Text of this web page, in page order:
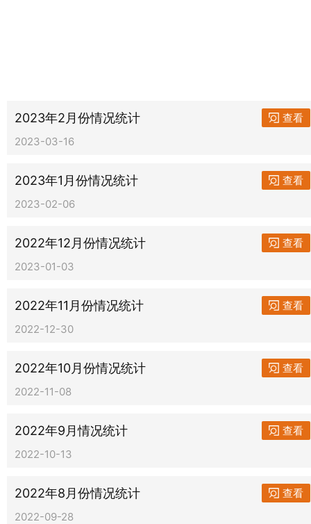
2023年2月份情况统计
2023-03-16
查看
2023年1月份情况统计
2023-02-06
查看
2022年12月份情况统计
2023-01-03
查看
2022年11月份情况统计
2022-12-30
查看
2022年10月份情况统计
2022-11-08
查看
2022年9月情况统计
2022-10-13
查看
2022年8月份情况统计
2022-09-28
查看